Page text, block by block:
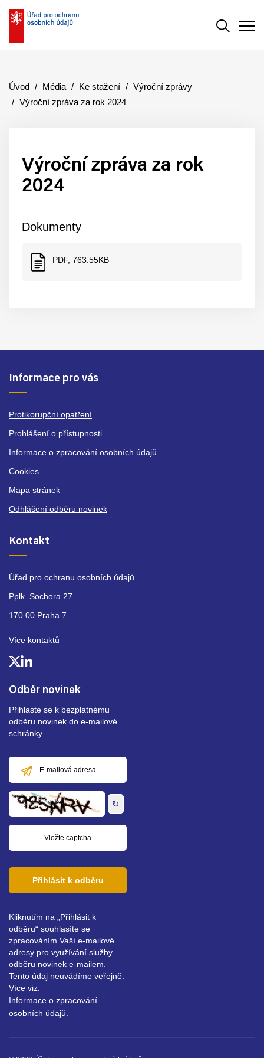
Úvod Média Ke stažení
Výroční zprávy
Výroční zpráva za rok 2024
Výroční zpráva za rok
2024
Dokumenty
PDF, 763.55KB
Odběr novinek
Přihlaste se k bezplatnému
odběru novinek do e-mailové
schránky.
mailová
adresa
↻
Přihlásit k odběru
Kliknutím na „Přihlásit k
odběru“ souhlasíte se
zpracováním Vaší e-mailové
adresy pro využívání služby
odběru novinek e-mailem.
Tento údaj neuvádíme veřejně.
Více viz:
Informace o zpracování
osobních údajů.
Informace pro vás
Protikorupční opatření
Prohlášení o přístupnosti
Informace o zpracování osobních údajů
Cookies
Mapa stránek
Odhlášení odběru novinek
Kontakt
Úřad pro ochranu osobních údajů
Pplk. Sochora 27
170 00 Praha 7
Více kontaktů